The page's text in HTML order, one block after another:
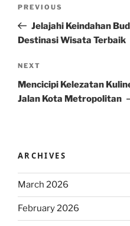
Previous
Post
PREVIOUS
Jelajahi Keindahan
Destinasi Wisata Terbaik
Next
Post
NEXT
Mencicipi Kelezatan
Jalan Kota Metropolitan
ARCHIVES
March 2026
February 2026